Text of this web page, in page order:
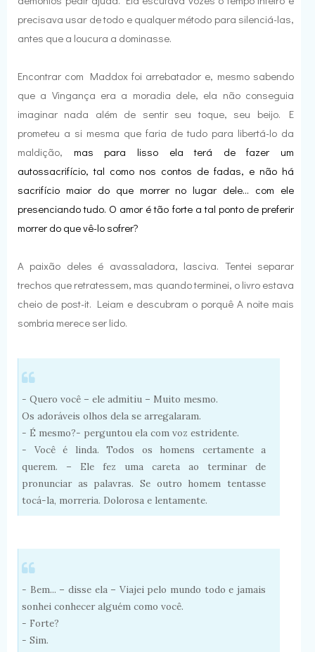
precisava usar de todo e qualquer método para silenciá-las,
antes que a loucura a dominasse.
Encontrar com Maddox foi arrebatador e, mesmo sabendo
que a Vingança era a moradia dele, ela não conseguia
imaginar nada além de sentir seu toque, seu beijo. E
prometeu a si mesma que faria de tudo para libertá-lo da
maldição, mas para lisso ela terá de fazer um
autossacrifício, tal como nos contos de fadas, e não há
sacrifício maior do que morrer no lugar dele... com ele
presenciando tudo. O amor é tão forte a tal ponto de preferir
morrer do que vê-lo sofrer?
A paixão deles é avassaladora, lasciva. Tentei separar
trechos que retratessem, mas quando terminei, o livro estava
cheio de post-it. Leiam e descubram o porquê A noite mais
sombria merece ser lido.
- Quero você – ele admitiu – Muito mesmo.
Os adoráveis olhos dela se arregalaram.
- É mesmo?- perguntou ela com voz estridente.
- Você é linda. Todos os homens certamente a
querem. – Ele fez uma careta ao terminar de
pronunciar as palavras. Se outro homem tentasse
tocá-la, morreria. Dolorosa e lentamente.
- Bem... – disse ela – Viajei pelo mundo todo e jamais
sonhei conhecer alguém como você.
- Forte?
- Sim.